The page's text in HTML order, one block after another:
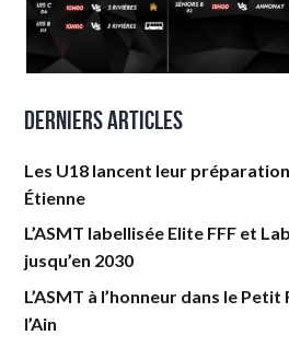
Derniers articles
Les U18 lancent leur préparation
Étienne
L’ASMT labellisée Elite FFF et
jusqu’en 2030
L’ASMT à l’honneur dans le
l’Ain